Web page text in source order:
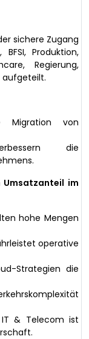
sichere Zugang
Produktion,
Regierung,
aufgeteilt.
Migration von
die
im
hohe Mengen
operative
Strategien die
IT & Telecom ist